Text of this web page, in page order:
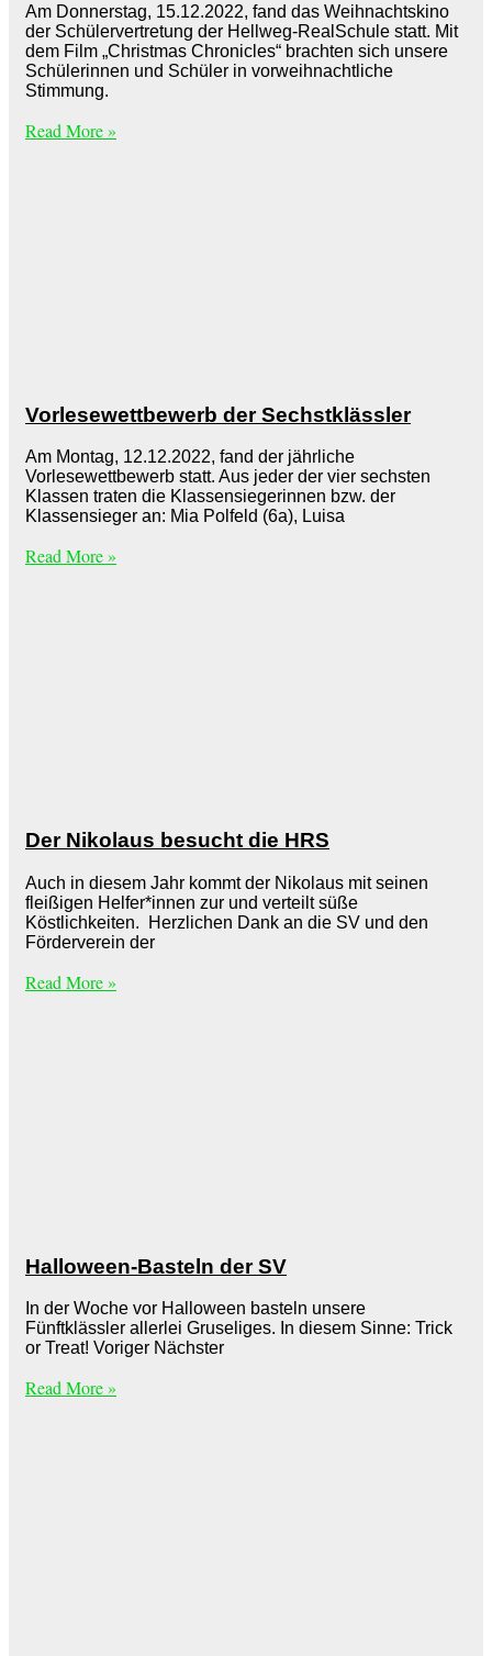
Am Donnerstag, 15.12.2022, fand das Weihnachtskino
der Schülervertretung der Hellweg-RealSchule statt. Mit
dem Film „Christmas Chronicles“ brachten sich unsere
Schülerinnen und Schüler in vorweihnachtliche
Stimmung.
Read More »
Vorlesewettbewerb der Sechstklässler
Am Montag, 12.12.2022, fand der jährliche
Vorlesewettbewerb statt. Aus jeder der vier sechsten
Klassen traten die Klassensiegerinnen bzw. der
Klassensieger an: Mia Polfeld (6a), Luisa
Read More »
Der Nikolaus besucht die HRS
Auch in diesem Jahr kommt der Nikolaus mit seinen
fleißigen Helfer*innen zur und verteilt süße
Köstlichkeiten. Herzlichen Dank an die SV und den
Förderverein der
Read More »
Halloween-Basteln der SV
In der Woche vor Halloween basteln unsere
Fünftklässler allerlei Gruseliges. In diesem Sinne: Trick
or Treat! Voriger Nächster
Read More »